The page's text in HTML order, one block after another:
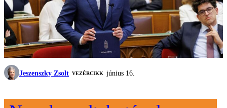
Jeszenszky Zsolt VEZÉRCIKK június 16.